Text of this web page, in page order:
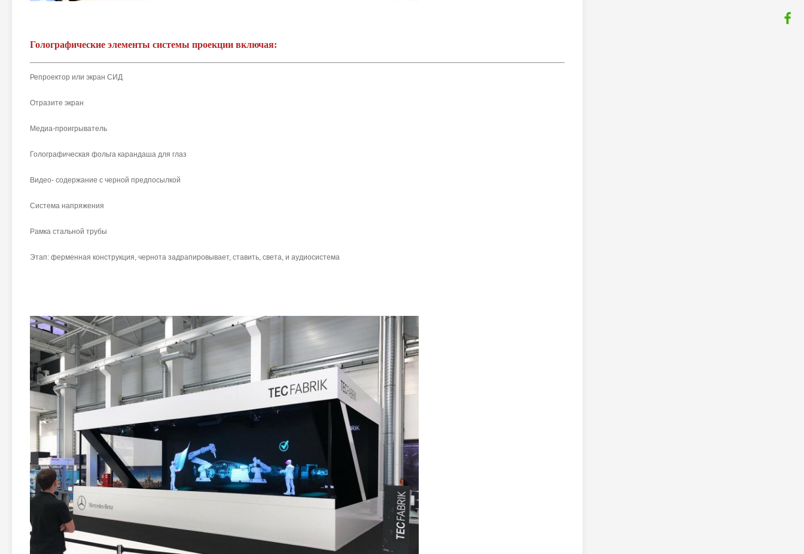
Голографические элементы системы проекции включая:
Репроектор или экран СИД
Отразите экран
Медиа-проигрыватель
Голографическая фольга карандаша для глаз
Видео- содержание с черной предпосылкой
Система напряжения
Рамка стальной трубы
Этап: ферменная конструкция, чернота задрапировывает, ставить, света, и аудиосистема